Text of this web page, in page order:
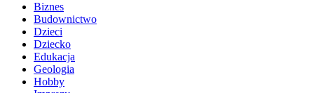
Biznes
Budownictwo
Dzieci
Dziecko
Edukacja
Geologia
Hobby